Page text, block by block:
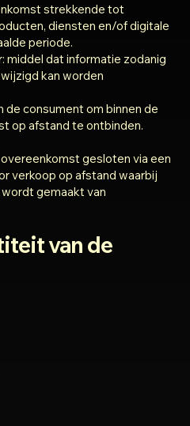
strekkende tot
diensten en/of digitale
periode.
middel dat informatie zodanig
kan worden
consument om binnen de
op afstand te ontbinden.
gesloten via een
verkoop op afstand waarbij
gemaakt van
van de